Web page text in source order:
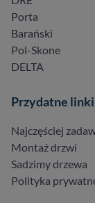
Porta
Barański
Pol-Skone
DELTA
Przydatne linki
Najczęściej
Montaż drzwi
Sadzimy drzewa
Polityka